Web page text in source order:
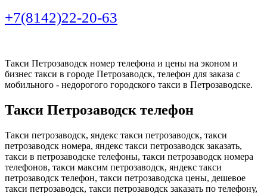
+7(8142)22-20-63
Такси Петрозаводск номер телефона и цены на эконом и
бизнес такси в городе Петрозаводск, телефон для заказа с
мобильного - недорогого городского такси в Петрозаводске.
Такси Петрозаводск телефон
Такси петрозаводск, яндекс такси петрозаводск, такси
петрозаводск номера, яндекс такси петрозаводск заказать,
такси в петрозаводске телефоны, такси петрозаводск номера
телефонов, такси максим петрозаводск, яндекс такси
петрозаводск телефон, такси петрозаводска цены, дешевое
такси петрозаводск, такси петрозаводск заказать по телефону,